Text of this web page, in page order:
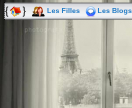
Les Filles Les Blogs